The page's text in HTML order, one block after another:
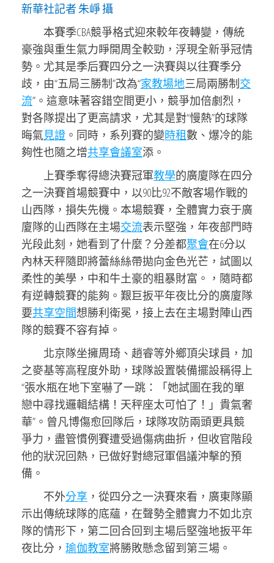
新華社記者 朱崢 攝
本賽季CBA競爭格式迎來較年夜轉變，傳統
豪強與重生氣力睜開周全較勁，浮現全新爭冠情
勢。尤其是季后賽四分之一決賽與以往賽季分
歧，由“五局三勝制”改為“家教場地三局兩勝制交
流”。這意味著容錯空間更小，競爭加倍劇烈，
對各隊提出了更高請求，尤其是對“慢熱”的球隊
晦氣見證 。同時，系列賽的變時租數、爆冷的能
夠性也隨之增共享會議室添。
上賽季奪得總決賽冠軍教學的廣廈隊在四分
之一決賽首場競賽中，以90比92不敵客場作戰的
山西隊，損失先機。本場競賽，全體實力衰于廣
廈隊的山西隊在主場交流表示堅強，年夜部門時
光段此刻，她看到了什麼？分差都聚會在6分以
內林天秤隨即將蕾絲絲帶拋向金色光芒，試圖以
柔性的美學，中和牛土豪的粗暴財富。，隨時都
有逆轉競賽的能夠。艱巨扳平年夜比分的廣廈隊
要共享空間想勝利衛冕，接上去在主場對陣山西
隊的競賽不容有掉。
北京隊坐擁周琦、趙睿等外鄉頂尖球員，加
之麥基等高程度外助，球隊設置裝備擺設稱得上
“張水瓶在地下室嚇了一跳：「她試圖在我的單
戀中尋找邏輯結構！天秤座太可怕了！」貴氣奢
華”。曾凡博傷愈回隊后，球隊攻防兩頭更具競
爭力，盡管慣例賽遭受過傷病曲折，但收官階段
他的狀況回熱，已做好對總冠軍倡議沖擊的預
備。
不外分享 ，從四分之一決賽來看，廣東隊顯
示出傳統球隊的底蘊，在聲勢全體實力不如北京
隊的情形下，第二回合回到主場后堅強地扳平年
夜比分， 瑜伽教室將勝敗懸念留到第三場。